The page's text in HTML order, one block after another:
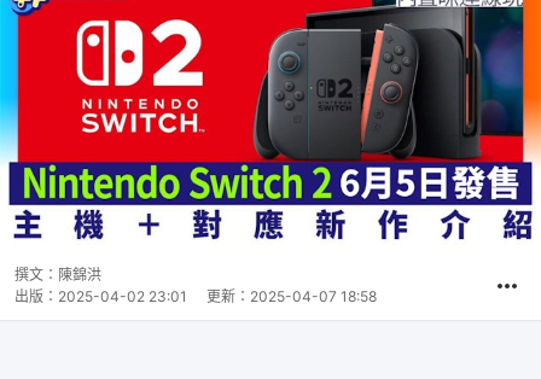
撰文： 陳錦洪
出版： 2025-04-02 23:01 更新： 2025-04-07 18:58